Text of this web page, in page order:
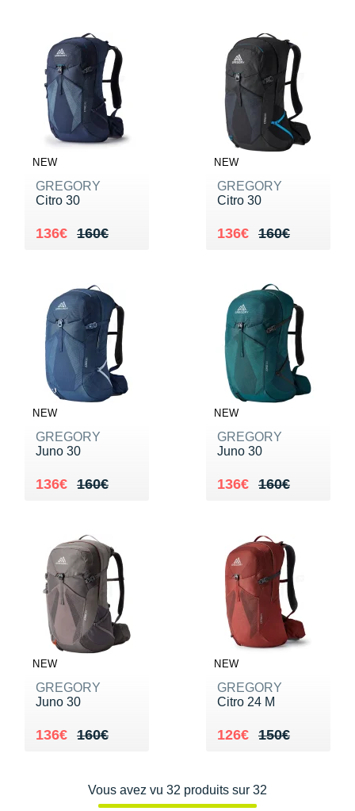
NEW
GREGORY
Citro 30
160€
Au lieu de 160€
136€
Vendu 136€
NEW
GREGORY
Citro 30
160€
Au lieu de 160€
136€
Vendu 136€
NEW
GREGORY
Juno 30
160€
Au lieu de 160€
136€
Vendu 136€
NEW
GREGORY
Juno 30
160€
Au lieu de 160€
136€
Vendu 136€
NEW
GREGORY
Juno 30
160€
Au lieu de 160€
136€
Vendu 136€
NEW
GREGORY
Citro 24 M
150€
Au lieu de 150€
126€
Vendu 126€
Vous avez vu 32 produits sur 32